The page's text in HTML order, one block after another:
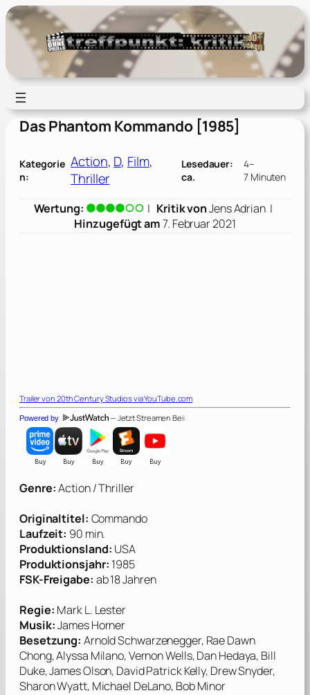
Zum
Inhalt
springen
Das Phantom Kommando [1985]
Kategorie
n:
Action, D, Film
Thriller
Lesedauer:
ca.
4–
7 Minuten
Wertung: | Kritik vonJens Adrian|
Hinzugefügt am7. Februar 2021
Trailer von 20th Century Studiosvia YouTube.com
Powered by — Jetzt Streamen Bei:
Genre:Action / Thriller
Originaltitel: Commando
Laufzeit: 90 min.
Produktionsland: USA
Produktionsjahr: 1985
FSK-Freigabe: ab 18 Jahren
Regie: Mark L. Lester
Musik:James Horner
Besetzung: Arnold Schwarzenegger, Rae Dawn
Chong, Alyssa Milano, Vernon Wells, Dan Hedaya, Bill
Duke, James Olson, David Patrick Kelly, Drew Snyder,
Sharon Wyatt, Michael DeLano, Bob Minor